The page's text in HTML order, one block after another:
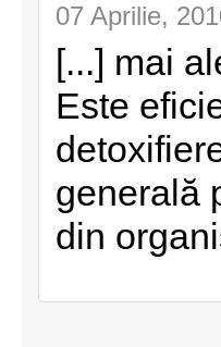
07 Aprilie,
[...] mai
Este
generală
din